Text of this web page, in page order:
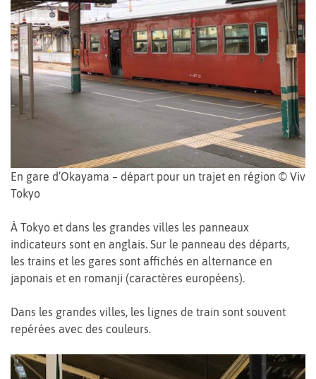
En gare d’Okayama – départ pour un trajet en région ©
Tokyo
À Tokyo et dans les grandes villes les panneaux
indicateurs sont en anglais. Sur le panneau des départs,
les trains et les gares sont affichés en alternance en
japonais et en romanji (caractères européens).
Dans les grandes villes, les lignes de train sont souvent
repérées avec des couleurs.